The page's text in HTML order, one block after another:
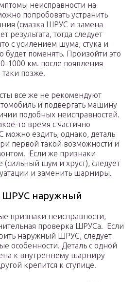
неисправности на
попробовать устранить
(смазка ШРУС и замена
результата, тогда следует
с усилением шума, стука и
будет поменять. Произойти это
1000 км. после появления
позже.
все же не рекомендуют
и подвергать машину
подобных неисправностей.
то время с частично
ездить, однако, деталь
первой такой возможности и
Если же признаки
(сильный шум и хруст), следует
и заменить шарниры.
ШРУС наружный
признаки неисправности,
проверка ШРУСа. Если
наружный ШРУС, следует
особенности. Деталь с одной
к внутреннему шарниру
крепится к ступице.